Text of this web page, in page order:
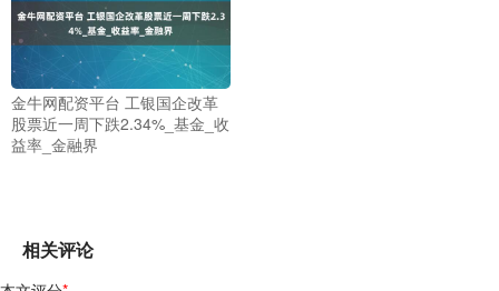
金牛网配资平台 工银国企改革
股票近一周下跌2.34%_基金_收
益率_金融界
相关评论